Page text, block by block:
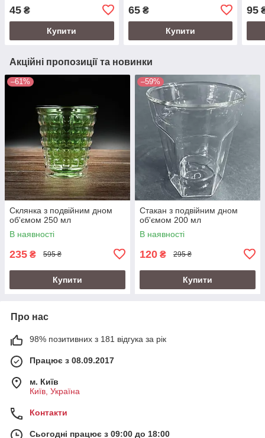
45 ₴
Купити
65₴
Купити
95
Акційні пропозиції та новинки
–61%
Склянка з подвійним дном
об'ємом 250 мл
В наявності
235 ₴ 595 ₴
Купити
–59%
Стакан з подвійним дном
об'ємом 200 мл
В наявності
120 ₴ 295 ₴
Купити
Про нас
98% позитивних з 181 відгука за рік
Працює з 08.09.2017
м. Київ
Київ, Україна
Контакти
Сьогодні працює з 09:00 до 18:00